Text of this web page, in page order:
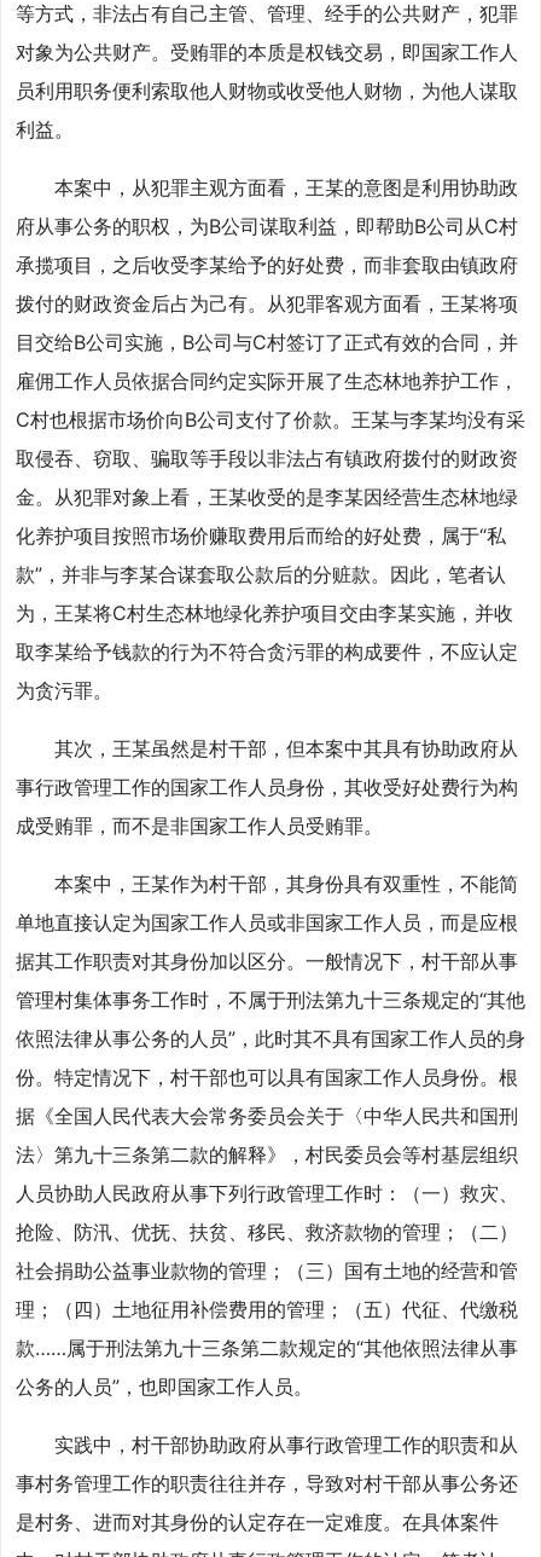
等方式，非法占有自己主管、管理、经手的公共财产，犯罪
对象为公共财产。受贿罪的本质是权钱交易，即国家工作人
员利用职务便利索取他人财物或收受他人财物，为他人谋取
利益。
本案中，从犯罪主观方面看，王某的意图是利用协助政
府从事公务的职权，为B公司谋取利益，即帮助B公司从C村
承揽项目，之后收受李某给予的好处费，而非套取由镇政府
拨付的财政资金后占为己有。从犯罪客观方面看，王某将项
目交给B公司实施，B公司与C村签订了正式有效的合同，并
雇佣工作人员依据合同约定实际开展了生态林地养护工作，
C村也根据市场价向B公司支付了价款。王某与李某均没有采
取侵吞、窃取、骗取等手段以非法占有镇政府拨付的财政资
金。从犯罪对象上看，王某收受的是李某因经营生态林地绿
化养护项目按照市场价赚取费用后而给的好处费，属于“私
款”，并非与李某合谋套取公款后的分赃款。因此，笔者认
为，王某将C村生态林地绿化养护项目交由李某实施，并收
取李某给予钱款的行为不符合贪污罪的构成要件，不应认定
为贪污罪。
其次，王某虽然是村干部，但本案中其具有协助政府从
事行政管理工作的国家工作人员身份，其收受好处费行为构
成受贿罪，而不是非国家工作人员受贿罪。
本案中，王某作为村干部，其身份具有双重性，不能简
单地直接认定为国家工作人员或非国家工作人员，而是应根
据其工作职责对其身份加以区分。一般情况下，村干部从事
管理村集体事务工作时，不属于刑法第九十三条规定的“其他
依照法律从事公务的人员”，此时其不具有国家工作人员的身
份。特定情况下，村干部也可以具有国家工作人员身份。根
据《全国人民代表大会常务委员会关于〈中华人民共和国刑
法〉第九十三条第二款的解释》，村民委员会等村基层组织
人员协助人民政府从事下列行政管理工作时：（一）救灾、
抢险、防汛、优抚、扶贫、移民、救济款物的管理；（二）
社会捐助公益事业款物的管理；（三）国有土地的经营和管
理；（四）土地征用补偿费用的管理；（五）代征、代缴税
款……属于刑法第九十三条第二款规定的“其他依照法律从事
公务的人员”，也即国家工作人员。
实践中，村干部协助政府从事行政管理工作的职责和从
事村务管理工作的职责往往并存，导致对村干部从事公务还
是村务、进而对其身份的认定存在一定难度。在具体案件